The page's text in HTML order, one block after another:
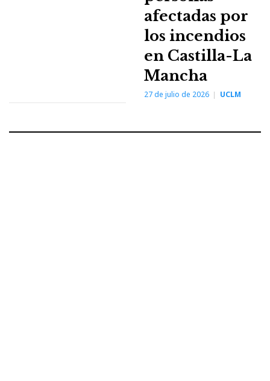
afectadas por
los incendios
en Castilla-La
Mancha
27 de julio de 2026 UCLM